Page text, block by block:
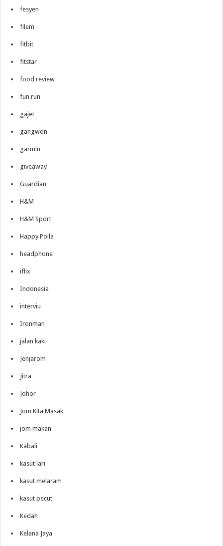
fesyen
filem
fitbit
fitstar
food review
fun run
gajet
gangwon
garmin
giveaway
Guardian
H&M
H&M Sport
Happy Polla
headphone
iflix
Indonesia
interviu
Ironman
jalan kaki
Jenjarom
Jitra
Johor
Jom Kita Masak
jom makan
Kabali
kasut lari
kasut melaram
kasut pecut
Kedah
Kelana Jaya